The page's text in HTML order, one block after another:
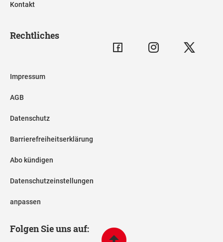
Kontakt
Rechtliches
Impressum
AGB
Datenschutz
Barrierefreiheitserklärung
Abo kündigen
Datenschutzeinstellungen
anpassen
Folgen Sie uns auf: